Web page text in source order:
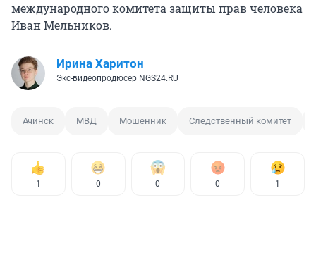
международного комитета защиты прав человека
Иван Мельников.
Ирина Харитон
Экс-видеопродюсер NGS24.RU
Ачинск МВД Мошенник Следственный комитет
1 0 0 0 1